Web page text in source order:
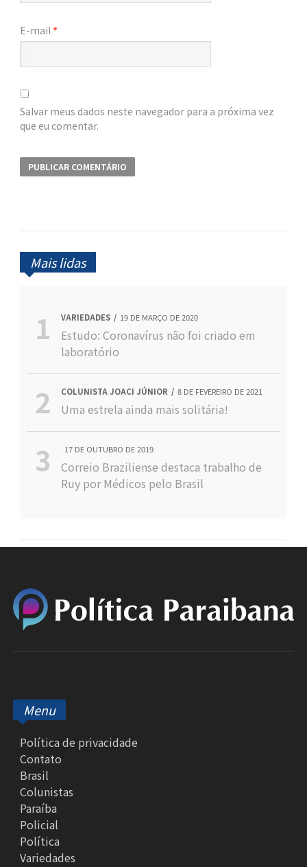
E-mail*
Salvar meus dados neste navegador para a próxima vez
que eu comentar.
Mais lidas
VARIEDADES 19 DE MARÇO DE 2020
Estudo: Coronavírus não foi criado em
laboratório
COLUNISTA JOACI JÚNIOR 8 DE FEVEREIRO DE 2021
Uma estrela ainda mais solitária!
17 DE OUTUBRO DE 2019
Correio Braziliense destaca trabalho de
Ruy por Médicos pelo Brasil
Menu
Política de privacidade
Contato
Brasil
Colunistas
Paraíba
Policial
Política
Variedades